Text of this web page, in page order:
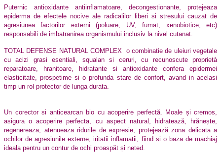
Puternic antioxidante antiinflamatoare, decongestionante, protejeaza
epiderma de efectele nocive ale radicalilor liberi si stresului cauzat de
agresiunea factorilor externi (poluare, UV, fumat, xenobiotice, etc)
responsabili de imbatranirea organismului inclusiv la nivel cutanat.
TOTAL DEFENSE NATURAL COMPLEX o combinatie de uleiuri vegetale
cu acizi grasi esentiali, squalan si ceruri, cu recunoscute proprietà
reparatoare, hranitoare, hidratante si antioxidante confera epidermei
elasticitate, prospetime si o profunda stare de confort, avand in acelasi
timp un rol protector de lunga durata.
Un corector si anticearcan bio cu acoperire perfectă. Moale și cremos,
asigura o acoperire perfecta, cu aspect natural, hidratează, hrănește,
regenereaza, atenueaza ridurile de expresie, protejează zona delicata a
ochilor de agresiunile externe, iritatii inflamatii, fiind si o baza de machiaj
ideala pentru un contur de ochi proaspăt și neted.